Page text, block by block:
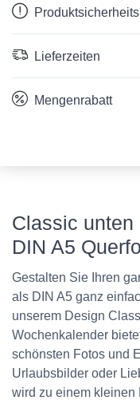
Lieferzeiten
Mengenrabatt
Classic
DIN A5
Gestalten Sie Ihren
als DIN A5 ganz
unserem Design
Wochenkalender
schönsten Fotos und
Urlaubsbilder oder
wird zu einem kleinen